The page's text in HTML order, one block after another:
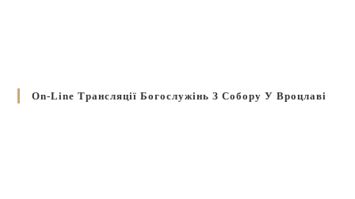
On-Line Трансляції Богослужінь З Собору У Вроцлаві